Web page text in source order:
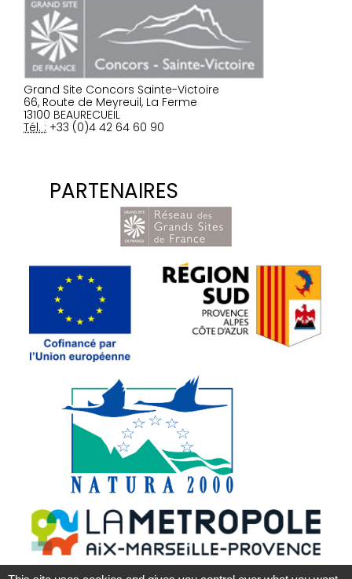
Grand Site Concors Sainte-Victoire
66, Route de Meyreuil, La Ferme
13100 BEAURECUEIL
Tél. : +33 (0)4 42 64 60 90
PARTENAIRES